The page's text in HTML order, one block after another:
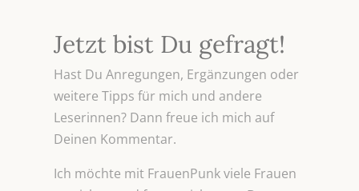
Jetzt bist Du gefragt!
Hast Du Anregungen, Ergänzungen oder
weitere Tipps für mich und andere
Leserinnen? Dann freue ich mich auf
Deinen Kommentar.
Ich möchte mit FrauenPunk viele Frauen